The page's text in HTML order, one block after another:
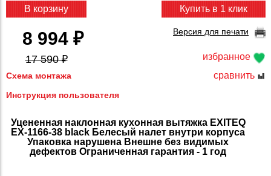
избранное
сравнить
В корзину
8 994 ₽
17 590 ₽
Купить в 1 клик
Версия для печати
Схема монтажа
Инструкция пользователя
Уцененная наклонная кухонная вытяжка EXITEQ
EX-1166-38 black Белесый налет внутри корпуса
Упаковка нарушена Внешне без видимых
дефектов Ограниченная гарантия - 1 год